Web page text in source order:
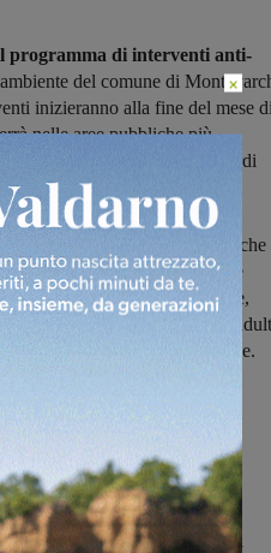
programma di interventi anti-
del comune di
inizieranno alla fine del mese
nelle aree pubbliche più
partendo dalle aree verdi
anti larvali:
le pasticche
al mese, nei prossimi sette
Da giugno a settembre, invece,
per la lotta alle zanzare
per la disinfestazione.
zone di Montevarchi
e Levanella
la campagnadi
finalizzata a prevenire la
principalmente zanzare. Gli
pubbliche, vale a dire i centri
×